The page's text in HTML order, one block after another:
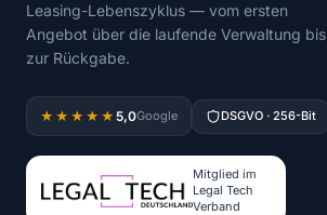
Leasing-Lebenszyklus — vom ersten
Angebot über die laufende Verwaltung bis
zur Rückgabe.
★★★★★ 5,0Google DSGVO · 256-Bit
Mitglied im
Legal Tech
Verband